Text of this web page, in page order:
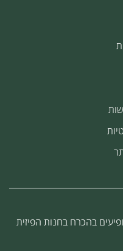
בהכרח בחנות הפיזית